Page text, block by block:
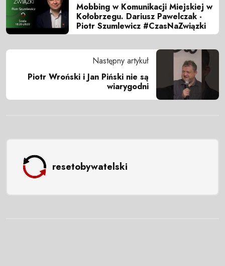
Mobbing w Komunikacji Miejskiej w
Kołobrzegu. Dariusz Pawelczak -
Piotr Szumlewicz #CzasNaZwiązki
Następny artykuł
Piotr Wroński i Jan Piński nie są
wiarygodni
resetobywatelski